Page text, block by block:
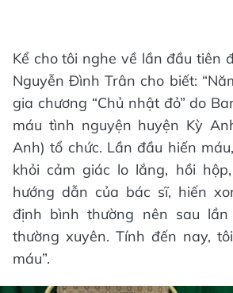
Kể cho tôi nghe về lần đầu tiên
Nguyễn Đình Trân cho biết:
gia chương “Chủ nhật đỏ” do
máu tình nguyện huyện Kỳ
Anh) tổ chức. Lần đầu hiến
khỏi cảm giác lo lắng, hồi
hướng dẫn của bác sĩ, hiến
định bình thường nên sau
thường xuyên. Tính đến nay,
máu”.